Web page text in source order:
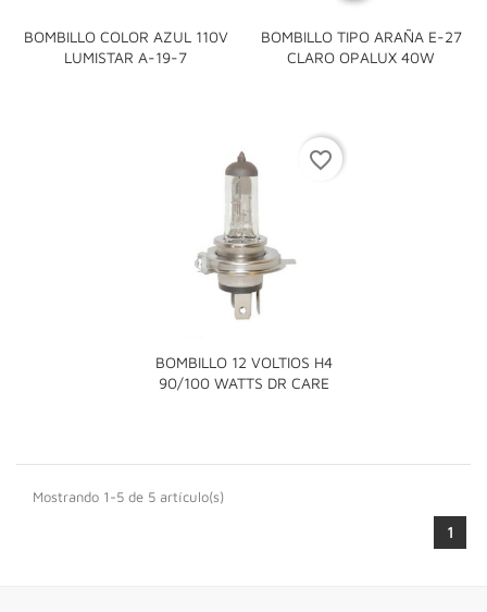
BOMBILLO COLOR AZUL 110V
LUMISTAR A-19-7
BOMBILLO TIPO ARAÑA E-27
CLARO OPALUX 40W
BOMBILLO 12 VOLTIOS H4
90/100 WATTS DR CARE
favorite_border
Mostrando 1-5 de 5 artículo(s)
1